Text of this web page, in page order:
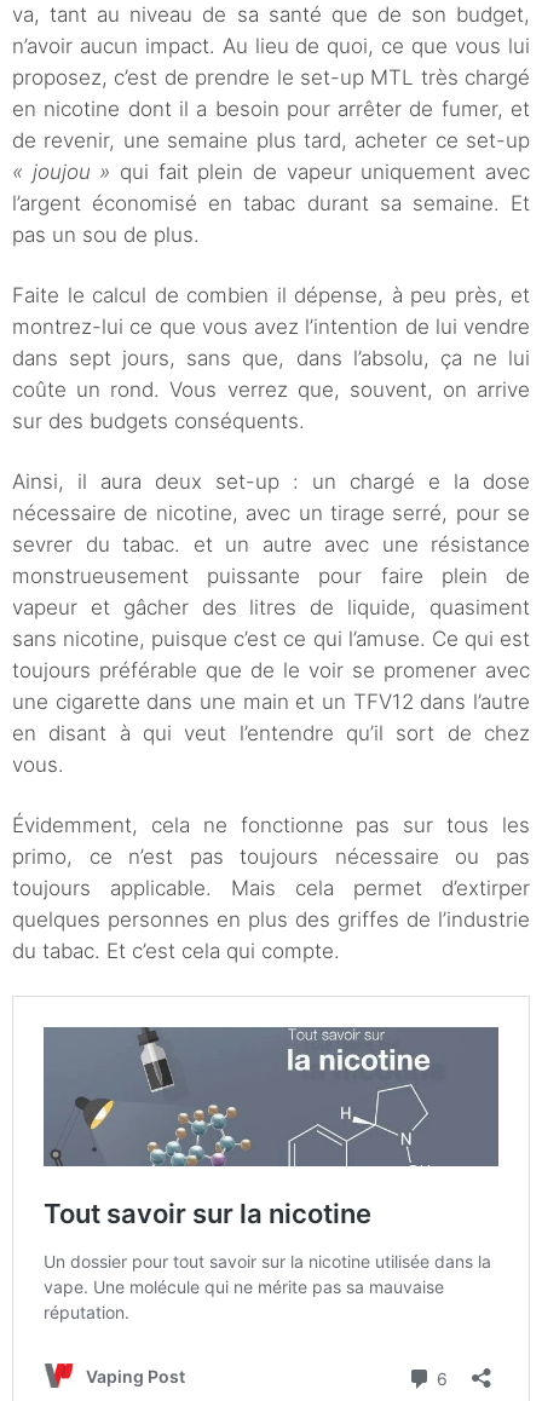
va, tant au niveau de sa santé que de son budget,
n’avoir aucun impact. Au lieu de quoi, ce que vous lui
proposez, c’est de prendre le set-up MTL très chargé
en nicotine dont il a besoin pour arrêter de fumer, et
de revenir, une semaine plus tard, acheter ce set-up
« joujou » qui fait plein de vapeur uniquement avec
l’argent économisé en tabac durant sa semaine. Et
pas un sou de plus.
Faite le calcul de combien il dépense, à peu près, et
montrez-lui ce que vous avez l’intention de lui vendre
dans sept jours, sans que, dans l’absolu, ça ne lui
coûte un rond. Vous verrez que, souvent, on arrive
sur des budgets conséquents.
Ainsi, il aura deux set-up : un chargé e la dose
nécessaire de nicotine, avec un tirage serré, pour se
sevrer du tabac. et un autre avec une résistance
monstrueusement puissante pour faire plein de
vapeur et gâcher des litres de liquide, quasiment
sans nicotine, puisque c’est ce qui l’amuse. Ce qui est
toujours préférable que de le voir se promener avec
une cigarette dans une main et un TFV12 dans l’autre
en disant à qui veut l’entendre qu’il sort de chez
vous.
Évidemment, cela ne fonctionne pas sur tous les
primo, ce n’est pas toujours nécessaire ou pas
toujours applicable. Mais cela permet d’extirper
quelques personnes en plus des griffes de l’industrie
du tabac. Et c’est cela qui compte.